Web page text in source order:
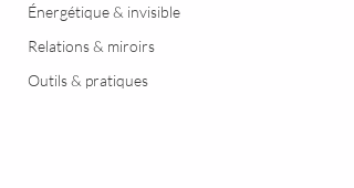
Énergétique & invisible
Relations & miroirs
Outils & pratiques